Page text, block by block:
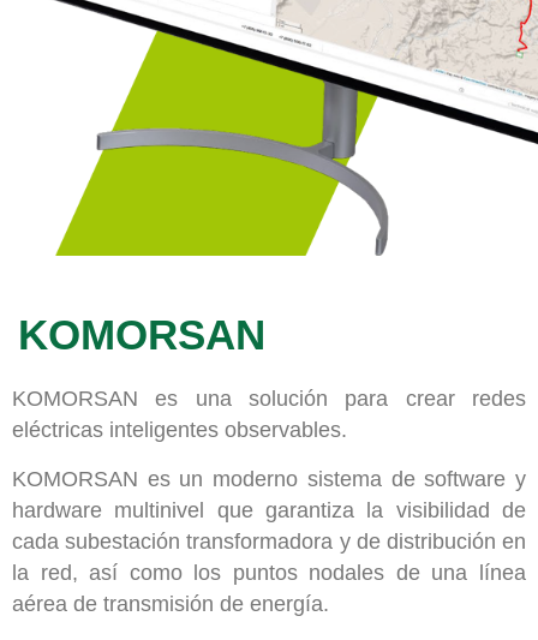
KOMORSAN
KOMORSAN es una solución para crear redes
eléctricas inteligentes observables.
KOMORSAN es un moderno sistema de software y
hardware multinivel que garantiza la visibilidad de
cada subestación transformadora y de distribución en
la red, así como los puntos nodales de una línea
aérea de transmisión de energía.